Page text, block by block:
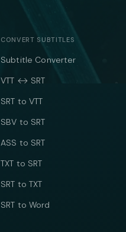
CONVERT SUBTITLES
Subtitle Converter
VTT ↔ SRT
SRT to VTT
SBV to SRT
ASS to SRT
TXT to SRT
SRT to TXT
SRT to Word